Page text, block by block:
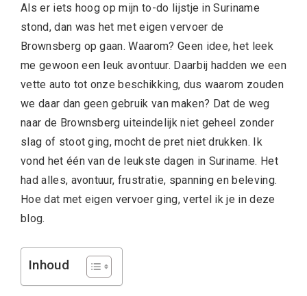
Als er iets hoog op mijn to-do lijstje in Suriname
stond, dan was het met eigen vervoer de
Brownsberg op gaan. Waarom? Geen idee, het leek
me gewoon een leuk avontuur. Daarbij hadden we een
vette auto tot onze beschikking, dus waarom zouden
we daar dan geen gebruik van maken? Dat de weg
naar de Brownsberg uiteindelijk niet geheel zonder
slag of stoot ging, mocht de pret niet drukken. Ik
vond het één van de leukste dagen in Suriname. Het
had alles, avontuur, frustratie, spanning en beleving.
Hoe dat met eigen vervoer ging, vertel ik je in deze
blog.
Inhoud